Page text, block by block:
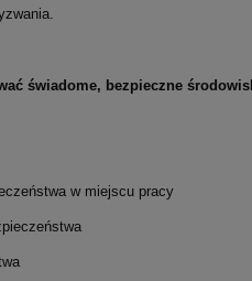
świadome, bezpieczne
w miejscu pracy